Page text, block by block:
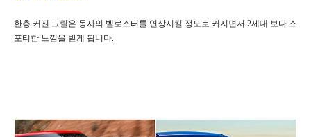
한층 커진 그릴은 동사의 벨로스터를 연상시킬 정도로 커지면서 2세대 보다 스
포티한 느낌을 받게 됩니다.